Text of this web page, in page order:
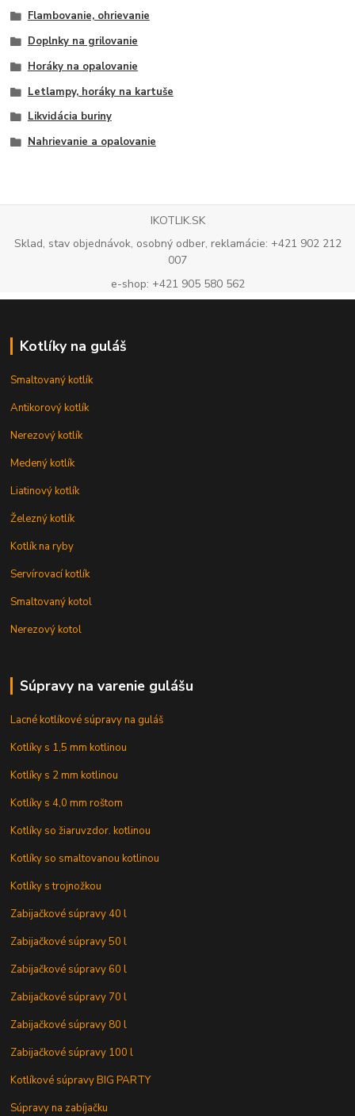
Flambovanie, ohrievanie
Doplnky na grilovanie
Horáky na opalovanie
Letlampy, horáky na kartuše
Likvidácia buriny
Nahrievanie a opalovanie
IKOTLIK.SK
Sklad, stav objednávok, osobný odber, reklamácie: +421 902 212
007
e-shop: +421 905 580 562
Kotlíky na guláš
Smaltovaný kotlík
Antikorový kotlík
Nerezový kotlík
Medený kotlík
Liatinový kotlík
Železný kotlík
Kotlík na ryby
Servírovací kotlík
Smaltovaný kotol
Nerezový kotol
Súpravy na varenie gulášu
Lacné kotlíkové súpravy na guláš
Kotlíky s 1,5 mm kotlinou
Kotlíky s 2 mm kotlinou
Kotlíky s 4,0 mm roštom
Kotlíky so žiaruvzdor. kotlinou
Kotlíky so smaltovanou kotlinou
Kotlíky s trojnožkou
Zabijačkové súpravy 40 l
Zabijačkové súpravy 50 l
Zabijačkové súpravy 60 l
Zabijačkové súpravy 70 l
Zabijačkové súpravy 80 l
Zabijačkové súpravy 100 l
Kotlíkové súpravy BIG PARTY
Súpravy na zabíjačku